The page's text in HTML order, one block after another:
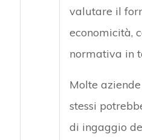
valutare il
economicità,
normativa in
Molte
stessi
di ingaggio